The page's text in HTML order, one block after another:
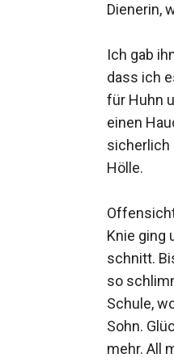
Dienerin,
Ich gab
dass ich
für Huhn
einen
sicherlich
Hölle.
Knie ging
schnitt.
so
Schule,
Sohn.
mehr. All